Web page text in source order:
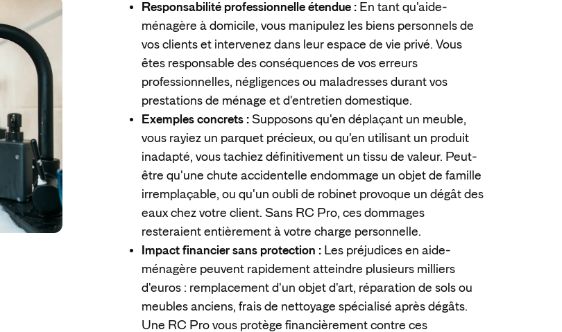
Responsabilité professionnelle étendue : En tant qu'aide-
ménagère à domicile, vous manipulez les biens personnels de
vos clients et intervenez dans leur espace de vie privé. Vous
êtes responsable des conséquences de vos erreurs
professionnelles, négligences ou maladresses durant vos
prestations de ménage et d'entretien domestique.
Exemples concrets : Supposons qu'en déplaçant un meuble,
vous rayiez un parquet précieux, ou qu'en utilisant un produit
inadapté, vous tachiez définitivement un tissu de valeur. Peut-
être qu'une chute accidentelle endommage un objet de famille
irremplaçable, ou qu'un oubli de robinet provoque un dégât des
eaux chez votre client. Sans RC Pro, ces dommages
resteraient entièrement à votre charge personnelle.
Impact financier sans protection : Les préjudices en aide-
ménagère peuvent rapidement atteindre plusieurs milliers
d'euros : remplacement d'un objet d'art, réparation de sols ou
meubles anciens, frais de nettoyage spécialisé après dégâts.
Une RC Pro vous protège financièrement contre ces